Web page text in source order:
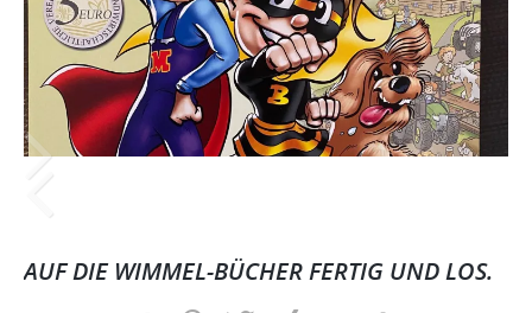
AUF DIE WIMMEL-BÜCHER FERTIG UND LOS.